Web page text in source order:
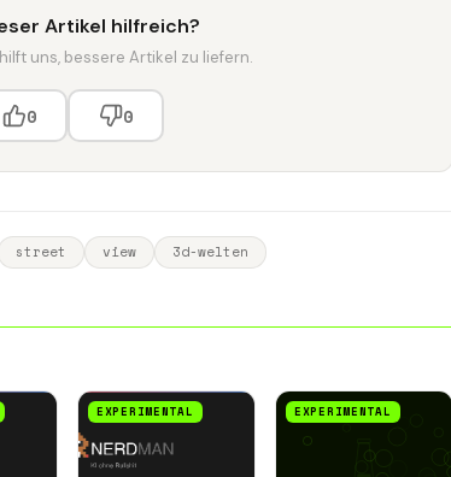
Artikel hilfreich?
uns, bessere Artikel zu liefern.
0 0
street view 3d-welten
EXPERIMENTAL EXPERIMENTAL